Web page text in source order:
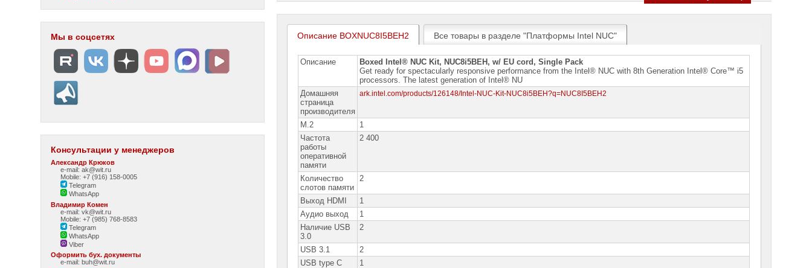
Мы в соцсетях
Консультации у менеджеров
Александр Крюков
e-mail: ak@wit.ru
Mobile: +7 (916) 158-0005
Telegram
WhatsApp
Владимир Комен
e-mail: vk@wit.ru
Mobile: +7 (985) 768-8583
Telegram
WhatsApp
Viber
Оформить бух. документы
e-mail:buh@wit.ru
Описание BOXNUC8I5BEH2 Все товары в разделе "Платформы Intel NUC"
Описание
Boxed Intel® NUC Kit, NUC8i5BEH, w/ EU cord, Single Pack
Get ready for spectacularly responsive performance from the Intel® NUC with 8th Generation Intel® Core™ i5
processors. The latest generation of Intel® NU
Домашняя
страница
производителя
ark.intel.com/products/126148/Intel-NUC-Kit-NUC8i5BEH?q=NUC8I5BEH2
M.2
1
Частота
работы
оперативной
памяти
2 400
Количество
слотов памяти
2
Выход HDMI
1
Аудио выход
1
Наличие USB
3.0
2
USB 3.1
2
USB type C
1